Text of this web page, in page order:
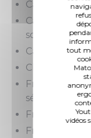
tout
vidéos
Caisse
Caisse
sociale)
Caisse
Chèque
France Titres
sécurisés
France Travail
France Rénov’